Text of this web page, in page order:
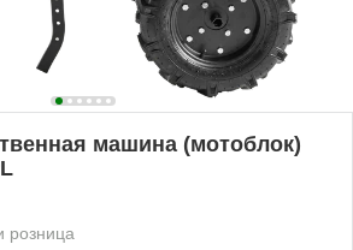
машина (мотоблок)
розница